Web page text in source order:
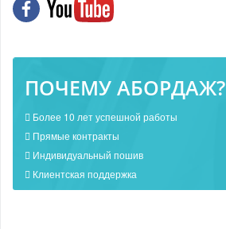
ПОЧЕМУ АБОРДАЖ?
Более 10 лет успешной работы
Прямые контракты
Индивидуальный пошив
Клиентская поддержка